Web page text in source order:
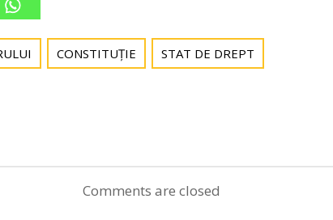
CONSTITUȚIE STAT DE DREPT
navigation
Comments are closed